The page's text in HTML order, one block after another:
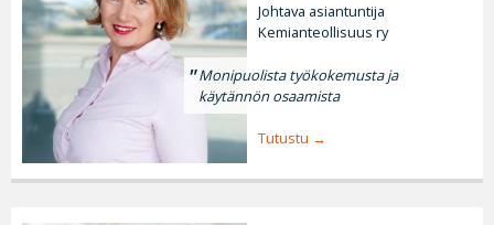
Johtava asiantuntija
Kemianteollisuus ry
Monipuolista työkokemusta ja
käytännön osaamista
Tutustu